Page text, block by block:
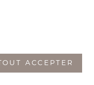
ACCEPTER